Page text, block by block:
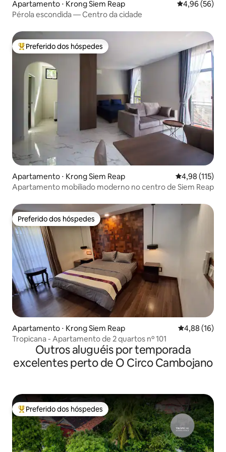
Apartamento ⋅ Krong Siem Reap 4,96 de uma
4,96 (56)
Pérola escondida — Centro da cidade
Entre os melhores preferidos dos hóspedes
Preferido dos hóspedes
Apartamento ⋅ Krong Siem Reap 4,98 de uma
4,98 (115)
Apartamento mobiliado moderno no centro de Siem Reap
Preferido dos hóspedes
Preferido dos hóspedes
Apartamento ⋅ Krong Siem Reap 4,88 de uma
4,88 (16)
Tropicana - Apartamento de 2 quartos nº 101
Outros aluguéis por temporada
excelentes perto de O Circo Cambojano
Entre os melhores preferidos dos hóspedes
Preferido dos hóspedes